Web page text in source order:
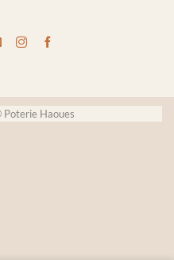
Haoues